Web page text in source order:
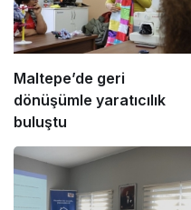
Maltepe’de geri
dönüşümle yaratıcılık
buluştu